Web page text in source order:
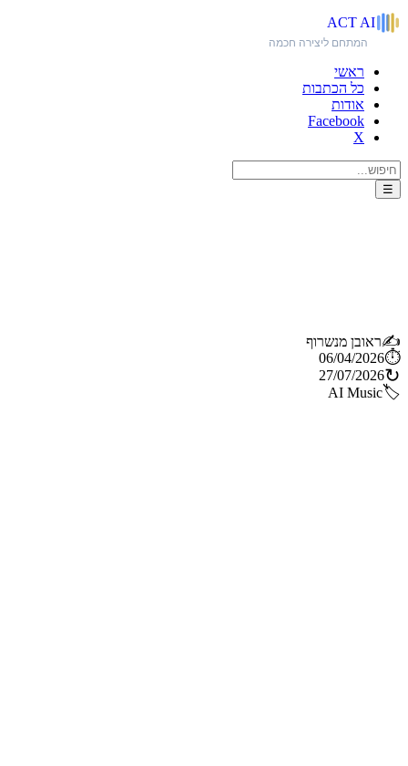
ACT AI
המתחם ליצירה חכמה
ראשי
כל הכתבות
אודות
Facebook
X
☰
✍️ראובן מנשרוף
⏱️
06/04/2026
↻
27/07/2026
🏷️
AI Music